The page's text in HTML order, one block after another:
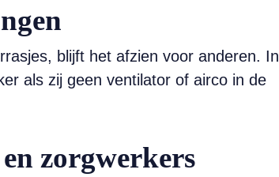
blijft het afzien voor anderen. In
als zij geen ventilator of airco in de
zorgwerkers